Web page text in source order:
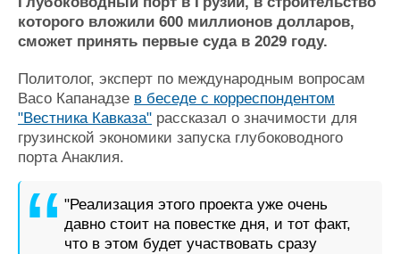
Новости
Компании
Работа
Крюинг
Журнал
Реклама
Продажа флота
Оборудование
Материалы
Услуги
Конференции
Выставки и семинары
Личности
Флот
Галерея флота
Форум
которого вложили 600 миллионов долларов,
сможет принять первые суда в 2029 году.
Политолог, эксперт по международным вопросам
Васо Капанадзе в беседе с корреспондентом
"Вестника Кавказа" рассказал о значимости для
грузинской экономики запуска глубоководного
порта Анаклия.
"Реализация этого проекта уже очень
давно стоит на повестке дня, и тот факт,
что в этом будет участвовать сразу